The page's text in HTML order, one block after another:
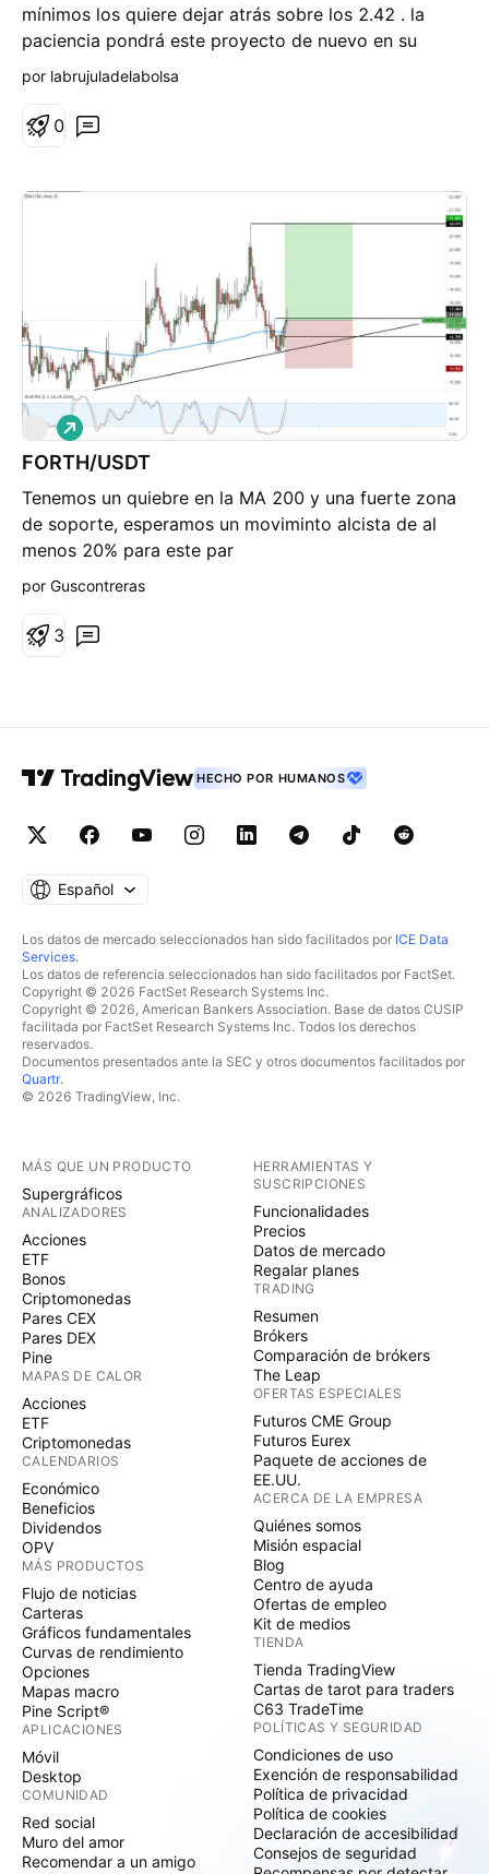
mínimos los quiere dejar atrás sobre los 2.42 . la
paciencia pondrá este proyecto de nuevo en su
lugar.
por labrujuladelabolsa
0
FORTH/USDT
Tenemos un quiebre en la MA 200 y una fuerte zona
de soporte, esperamos un moviminto alcista de al
menos 20% para este par
L
a
r
o
por Guscontreras
3
HECHO POR HUMANOS
Español
Los datos de mercado seleccionados han sido facilitados por ICE Data
Services.
Los datos de referencia seleccionados han sido facilitados por FactSet.
Copyright © 2026 FactSet Research Systems Inc.
Copyright © 2026, American Bankers Association. Base de datos CUSIP
facilitada por FactSet Research Systems Inc. Todos los derechos
reservados.
Documentos presentados ante la SEC y otros documentos facilitados por
Quartr.
© 2026 TradingView, Inc.
MÁS QUE UN PRODUCTO
Supergráficos
ANALIZADORES
Acciones
ETF
Bonos
Criptomonedas
Pares CEX
Pares DEX
Pine
MAPAS DE CALOR
Acciones
ETF
Criptomonedas
CALENDARIOS
Económico
Beneficios
Dividendos
OPV
MÁS PRODUCTOS
Flujo de noticias
Carteras
Gráficos fundamentales
Curvas de rendimiento
Opciones
Mapas macro
Pine Script®
APLICACIONES
Móvil
Desktop
COMUNIDAD
Red social
Muro del amor
Recomendar a un amigo
HERRAMIENTAS Y
SUSCRIPCIONES
Funcionalidades
Precios
Datos de mercado
Regalar planes
TRADING
Resumen
Brókers
Comparación de brókers
The Leap
OFERTAS ESPECIALES
Futuros CME Group
Futuros Eurex
Paquete de acciones de
EE.UU.
ACERCA DE LA EMPRESA
Quiénes somos
Misión espacial
Blog
Centro de ayuda
Ofertas de empleo
Kit de medios
TIENDA
Tienda TradingView
Cartas de tarot para traders
C63 TradeTime
POLÍTICAS Y SEGURIDAD
Condiciones de uso
Exención de responsabilidad
Política de privacidad
Política de cookies
Declaración de accesibilidad
Consejos de seguridad